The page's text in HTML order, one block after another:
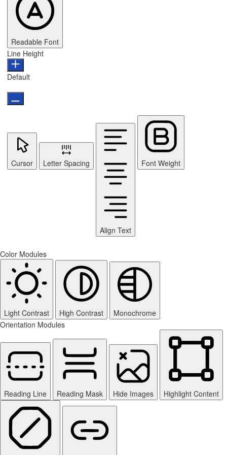
Readable Font
Line Height
Default
Cursor Letter Spacing
Align Text
Font Weight
Color Modules
Light Contrast High Contrast
Monochrome
Orientation Modules
Reading Line Reading Mask Hide Images Highlight Content